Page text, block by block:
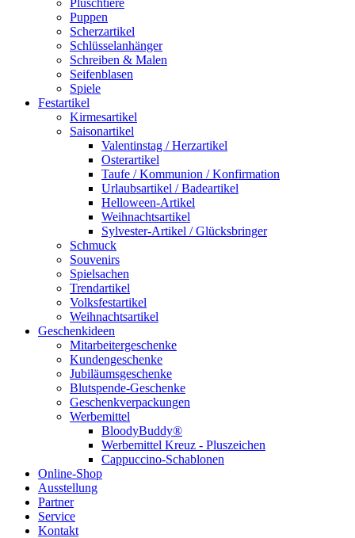
Plüschtiere
Puppen
Scherzartikel
Schlüsselanhänger
Schreiben & Malen
Seifenblasen
Spiele
Festartikel
Kirmesartikel
Saisonartikel
Valentinstag / Herzartikel
Osterartikel
Taufe / Kommunion / Konfirmation
Urlaubsartikel / Badeartikel
Helloween-Artikel
Weihnachtsartikel
Sylvester-Artikel / Glücksbringer
Schmuck
Souvenirs
Spielsachen
Trendartikel
Volksfestartikel
Weihnachtsartikel
Geschenkideen
Mitarbeitergeschenke
Kundengeschenke
Jubiläumsgeschenke
Blutspende-Geschenke
Geschenkverpackungen
Werbemittel
BloodyBuddy®
Werbemittel Kreuz - Pluszeichen
Cappuccino-Schablonen
Online-Shop
Ausstellung
Partner
Service
Kontakt